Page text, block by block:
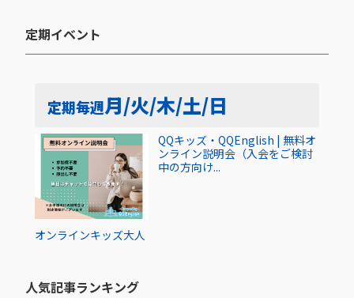
定期イベント​
定期毎週月/火/木/土/日
オンラインキッズ大人
QQキッズ・QQEnglish | 無料オ
ンライン説明会（入会をご検討
中の方向け...
人気記事ランキング​